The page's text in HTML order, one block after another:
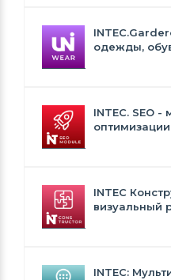
одежды,
INTEC. SEO
INTEC
визуальный
INTEC: